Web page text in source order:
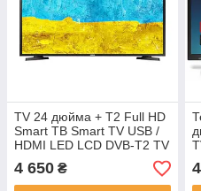
TV 24 дюйма + T2 Full HD
Smart TB Smart TV USB /
HDMI LED LCD DVB-T2 TV
Wi-Fi Wi-Fi
4 650 ₴